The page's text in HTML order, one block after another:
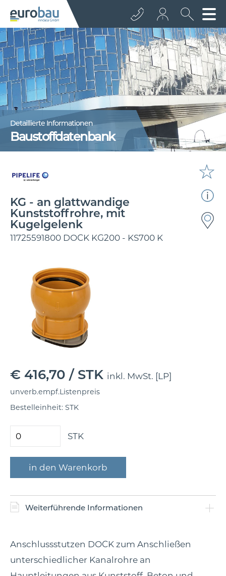
+43 512 362233
info@euro­bau.com
inndata
Detaillierte Informationen
Baustoffdatenbank
KG - an glattwandige
Kunststoffrohre, mit
Kugelgelenk
☆
11725591800 DOCK KG200 - KS700 K
€ 416,70 / STK inkl. MwSt. [LP]
unverb.empf.Listenpreis
Bestelleinheit: STK
STK
Weiterführende Informationen
Anschlussstutzen DOCK zum Anschließen
unterschiedlicher Kanalrohre an